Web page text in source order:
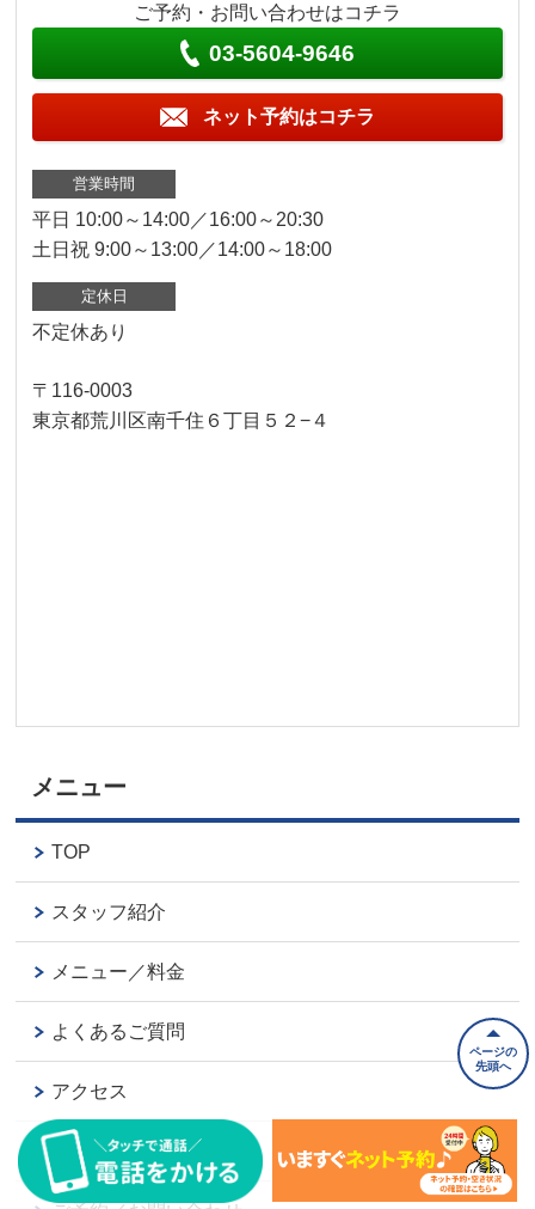
ご予約・お問い合わせはコチラ
03-5604-9646
ネット予約はコチラ
営業時間
平日 10:00～14:00／16:00～20:30
土日祝 9:00～13:00／14:00～18:00
定休日
不定休あり
〒116-0003
東京都荒川区南千住６丁目５２−４
メニュー
TOP
スタッフ紹介
メニュー／料金
よくあるご質問
アクセス
お客様の声
ページの
先頭へ